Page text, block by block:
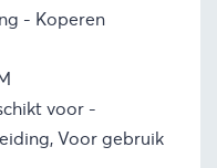
Koperen
voor
Voor gebruik